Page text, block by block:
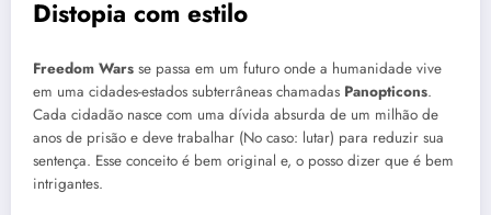
Distopia com estilo
Freedom Wars se passa em um futuro onde a humanidade vive
em uma cidades-estados subterrâneas chamadas Panopticons.
Cada cidadão nasce com uma dívida absurda de um milhão de
anos de prisão e deve trabalhar (No caso: lutar) para reduzir sua
sentença. Esse conceito é bem original e, o posso dizer que é bem
intrigantes.